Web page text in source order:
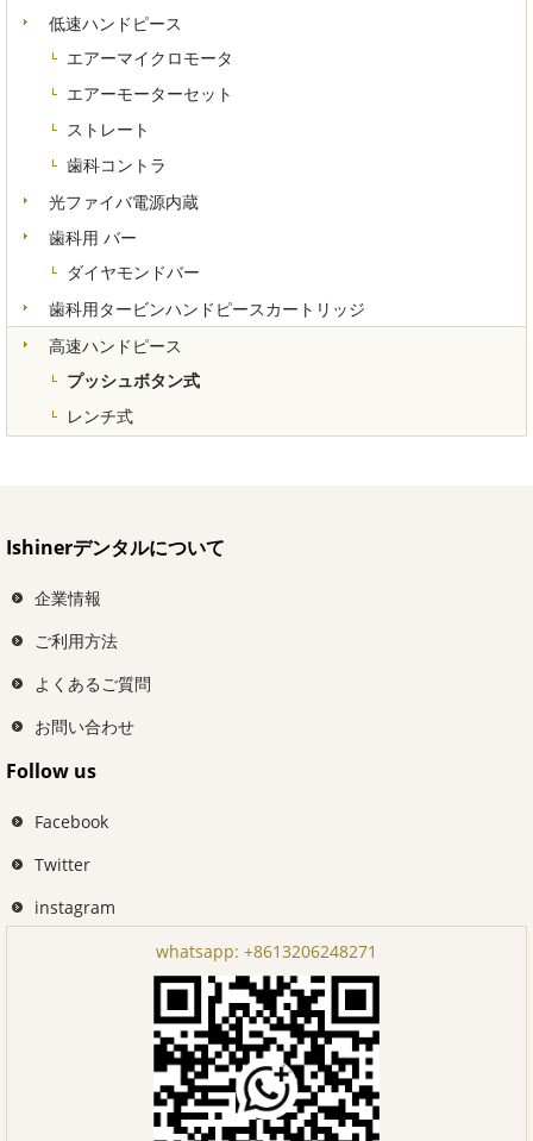
低速ハンドピース
エアーマイクロモータ
エアーモーターセット
ストレート
歯科コントラ
光ファイバ電源内蔵
歯科用 バー
ダイヤモンドバー
歯科用タービンハンドピースカートリッジ
高速ハンドピース
プッシュボタン式
レンチ式
Ishinerデンタルについて
企業情報
ご利用方法
よくあるご質問
お問い合わせ
Follow us
Facebook
Twitter
instagram
whatsapp: +8613206248271